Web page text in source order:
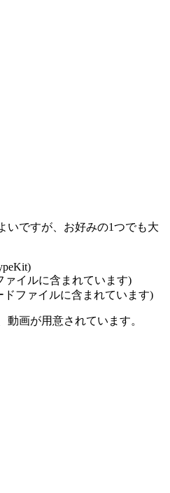
いですが、お好みの1つでも大
ァイルに含まれています)
ドファイルに含まれています)
動画が用意されています。